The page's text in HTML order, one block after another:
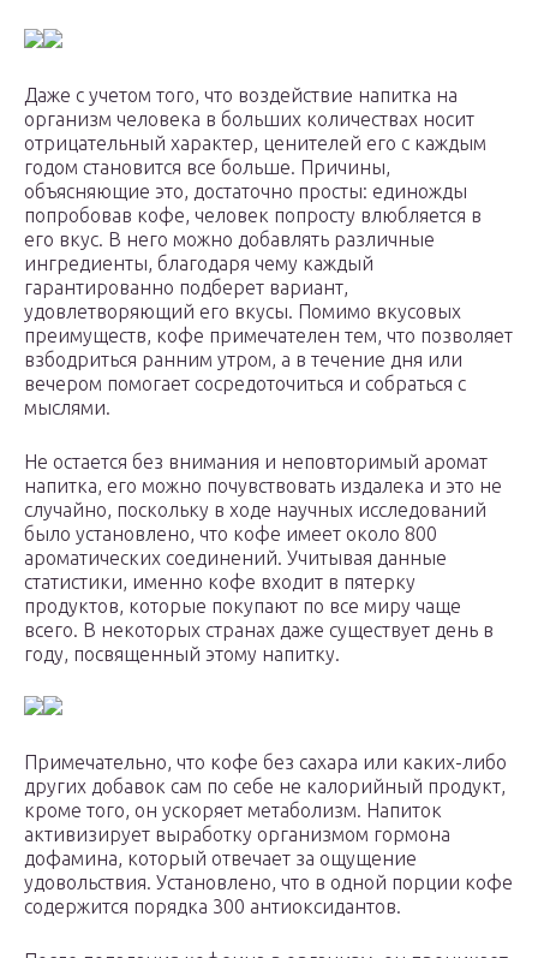
Даже с учетом того, что воздействие напитка на
организм человека в больших количествах носит
отрицательный характер, ценителей его с каждым
годом становится все больше. Причины,
объясняющие это, достаточно просты: единожды
попробовав кофе, человек попросту влюбляется в
его вкус. В него можно добавлять различные
ингредиенты, благодаря чему каждый
гарантированно подберет вариант,
удовлетворяющий его вкусы. Помимо вкусовых
преимуществ, кофе примечателен тем, что позволяет
взбодриться ранним утром, а в течение дня или
вечером помогает сосредоточиться и собраться с
мыслями.
Не остается без внимания и неповторимый аромат
напитка, его можно почувствовать издалека и это не
случайно, поскольку в ходе научных исследований
было установлено, что кофе имеет около 800
ароматических соединений. Учитывая данные
статистики, именно кофе входит в пятерку
продуктов, которые покупают по все миру чаще
всего. В некоторых странах даже существует день в
году, посвященный этому напитку.
Примечательно, что кофе без сахара или каких-либо
других добавок сам по себе не калорийный продукт,
кроме того, он ускоряет метаболизм. Напиток
активизирует выработку организмом гормона
дофамина, который отвечает за ощущение
удовольствия. Установлено, что в одной порции кофе
содержится порядка 300 антиоксидантов.